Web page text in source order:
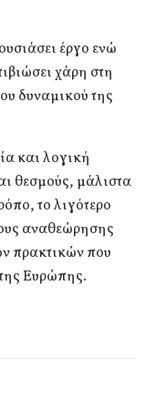
έργο ενώ
χάρη στη
δυναμικού της
και λογική
θεσμούς, μάλιστα
το λιγότερο
αναθεώρησης
πρακτικών που
Ευρώπης.